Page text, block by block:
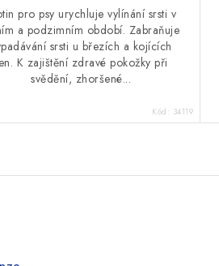
pro psy urychluje vylínání srsti v
a podzimním období. Zabraňuje
srsti u březích a kojících
K zajištění zdravé pokožky při
svědění, zhoršené...
Kód: 34119